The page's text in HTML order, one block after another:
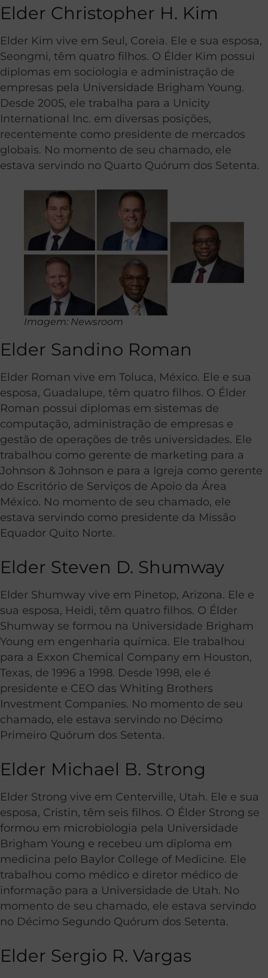
Elder Christopher H. Kim
Elder Kim vive em Seul, Coreia. Ele e sua esposa,
Seongmi, têm quatro filhos. O Élder Kim possui
diplomas em sociologia e administração de
empresas pela Universidade Brigham Young.
Desde 2005, ele trabalha para a Unicity
International Inc. em diversas posições,
recentemente como presidente de mercados
globais. No momento de seu chamado, ele
estava servindo no Quarto Quórum dos Setenta.
Imagem: Newsroom
Elder Sandino Roman
Elder Roman vive em Toluca, México. Ele e sua
esposa, Guadalupe, têm quatro filhos. O Élder
Roman possui diplomas em sistemas de
computação, administração de empresas e
gestão de operações de três universidades. Ele
trabalhou como gerente de marketing para a
Johnson & Johnson e para a Igreja como gerente
do Escritório de Serviços de Apoio da Área
México. No momento de seu chamado, ele
estava servindo como presidente da Missão
Equador Quito Norte.
Elder Steven D. Shumway
Elder Shumway vive em Pinetop, Arizona. Ele e
sua esposa, Heidi, têm quatro filhos. O Élder
Shumway se formou na Universidade Brigham
Young em engenharia química. Ele trabalhou
para a Exxon Chemical Company em Houston,
Texas, de 1996 a 1998. Desde 1998, ele é
presidente e CEO das Whiting Brothers
Investment Companies. No momento de seu
chamado, ele estava servindo no Décimo
Primeiro Quórum dos Setenta.
Elder Michael B. Strong
Elder Strong vive em Centerville, Utah. Ele e sua
esposa, Cristin, têm seis filhos. O Élder Strong se
formou em microbiologia pela Universidade
Brigham Young e recebeu um diploma em
medicina pelo Baylor College of Medicine. Ele
trabalhou como médico e diretor médico de
informação para a Universidade de Utah. No
momento de seu chamado, ele estava servindo
no Décimo Segundo Quórum dos Setenta.
Elder Sergio R. Vargas